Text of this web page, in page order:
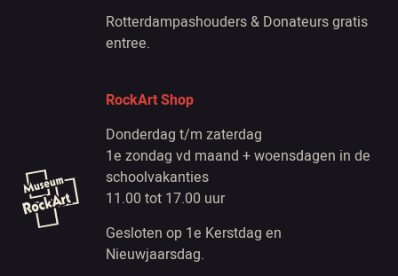
Rotterdampashouders & Donateurs gratis
entree.
RockArt Shop
Donderdag t/m zaterdag
1e zondag vd maand + woensdagen in de
schoolvakanties
11.00 tot 17.00 uur
Gesloten op 1e Kerstdag en
Nieuwjaarsdag.